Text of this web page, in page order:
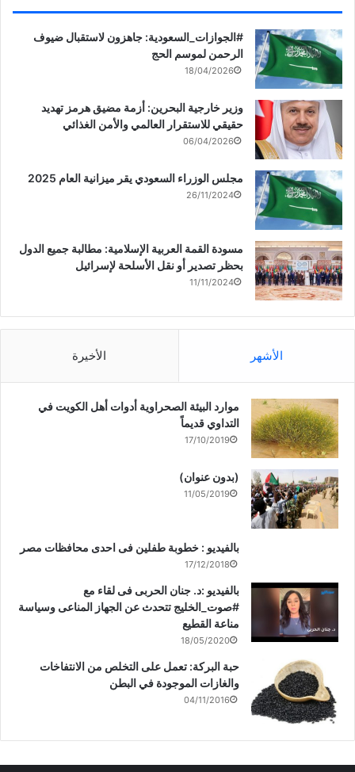
‏‎#الجوازات_السعودية: جاهزون لاستقبال ضيوف
الرحمن لموسم الحج
18/04/2026
وزير خارجية البحرين: أزمة مضيق هرمز تهديد
حقيقي للاستقرار العالمي والأمن الغذائي
06/04/2026
مجلس الوزراء السعودي يقر ميزانية العام 2025
26/11/2024
مسودة القمة العربية الإسلامية: مطالبة جميع الدول
بحظر تصدير أو نقل الأسلحة لإسرائيل
11/11/2024
الأشهر الأخيرة
موارد البيئة الصحراوية أدوات أهل الكويت في
التداوي قديماً
17/10/2019
(بدون عنوان)
11/05/2019
بالفيديو : خطوبة طفلين فى احدى محافظات مصر
17/12/2018
بالفيديو :د. جنان الحربى فى لقاء مع
#صوت_الخليج تتحدث عن الجهاز المناعى وسياسة
مناعة القطيع
18/05/2020
حبة البركة: تعمل على التخلص من الانتفاخات
والغازات الموجودة في البطن
04/11/2016